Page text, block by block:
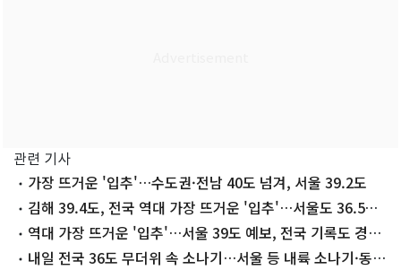
관련 기사
가장 뜨거운 '입추'…수도권·전남 40도 넘겨, 서울 39.2도
김해 39.4도, 전국 역대 가장 뜨거운 '입추'…서울도 36.5도
신기록
역대 가장 뜨거운 '입추'…서울 39도 예보, 전국 기록도 경신
할 듯
내일 전국 36도 무더위 속 소나기…서울 등 내륙 소나기·동